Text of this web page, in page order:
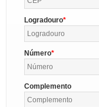
Logradouro
Número
Complemento